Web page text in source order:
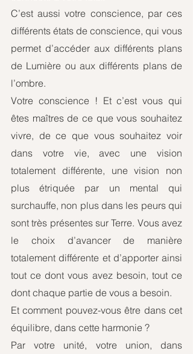
C’est aussi votre conscience, par ces
différents états de conscience, qui vous
permet d’accéder aux différents plans
de Lumière ou aux différents plans de
l’ombre.
Votre conscience ! Et c’est vous qui
êtes maîtres de ce que vous souhaitez
vivre, de ce que vous souhaitez voir
dans votre vie, avec une vision
totalement différente, une vision non
plus étriquée par un mental qui
surchauffe, non plus dans les peurs qui
sont très présentes sur Terre. Vous avez
le choix d’avancer de manière
totalement différente et d’apporter ainsi
tout ce dont vous avez besoin, tout ce
dont chaque partie de vous a besoin.
Et comment pouvez-vous être dans cet
équilibre, dans cette harmonie ?
Par votre unité, votre union, dans